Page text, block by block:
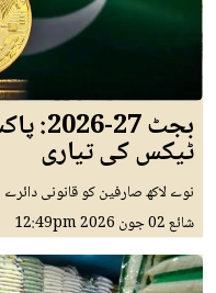
بجٹ
ٹیکس کی تیاری
نوے لاکھ صارفین کو قانونی
شائع02 جون 2026 12:49pm